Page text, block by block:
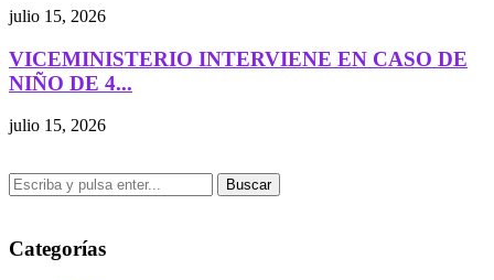
julio 15, 2026
VICEMINISTERIO INTERVIENE EN CASO DE
NIÑO DE 4...
julio 15, 2026
Buscar
Categorías